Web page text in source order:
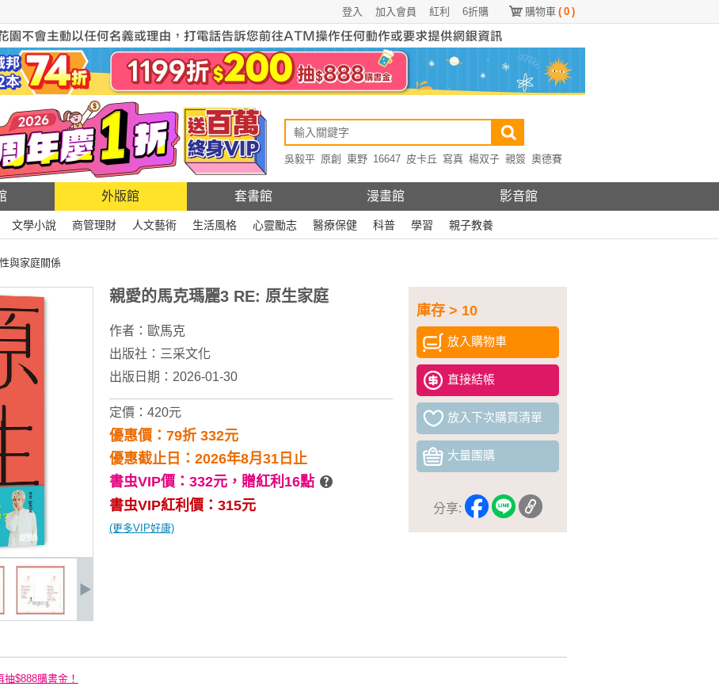
購物車 ( 0 )
6折購
紅利
加入會員
登入
吳毅平 原創 東野 16647 皮卡丘 寫真 楊双子 親簽 奧德賽
外版館 套書館 漫畫館 影音館
文學小說 商管理財 人文藝術 生活風格 心靈勵志 醫療保健 科普 學習 親子教養
與家庭關係
庫存 > 10
放入購物車
直接結帳
放入下次購買清單
大量團購
分享:
親愛的馬克瑪麗3 RE: 原生家庭
作者： 歐馬克
出版社： 三采文化
出版日期：2026-01-30
定價：420元
優惠價：79折 332元
優惠截止日：2026年8月31日止
書虫VIP價：332元， 贈紅利16點
書虫VIP紅利價：315元
(更多VIP好康)
$888購書金！